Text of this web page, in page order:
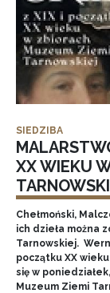
SIEDZIBA
XX WIEKU
Chełmoński,
ich dzieła można
Tarnowskiej.
początku XX
się w
Muzeum Ziemi